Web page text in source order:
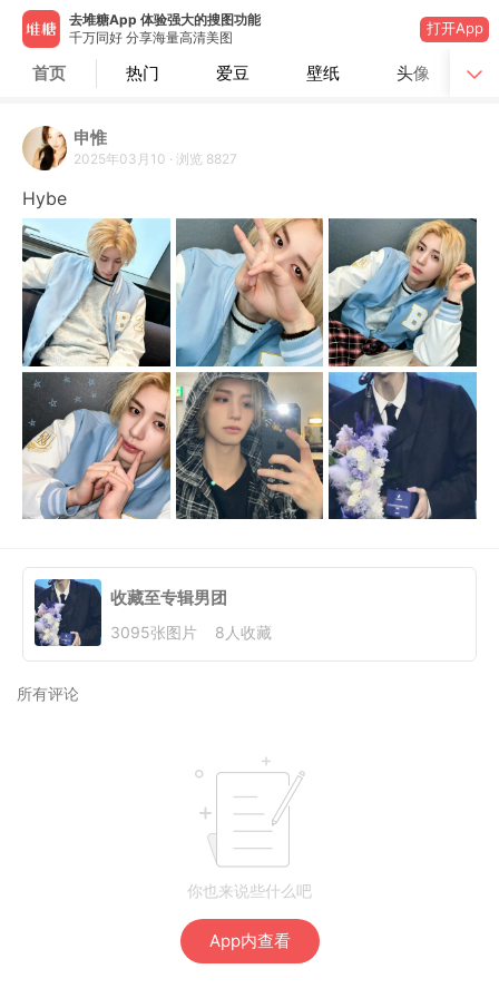
去堆糖App 体验强大的搜图功能
千万同好 分享海量高清美图
打开App
首页 热门 爱豆 壁纸 头像
App内查看
申惟
2025年03月10 · 浏览 8827
Hybe
收藏至专辑男团
3095张图片 8 人收藏
所有评论
你也来说些什么吧